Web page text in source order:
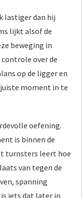
lastiger dan hij
lijkt alsof de
beweging in
over de
op de ligger en
moment in te
oefening.
is binnen de
turnsters leert hoe
van tegen de
spanning
iets dat later in